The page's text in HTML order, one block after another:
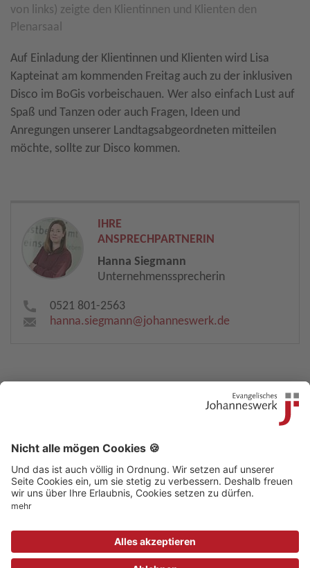
von links) zeigte den Klientinnen und Klienten den
Plenarsaal
Auf Einladung der Klientinnen und Klienten wird Lisa
Kapteinat am kommenden Freitag auch zu der inklusiven
Disco im BoGis vorbeischauen. Wer also einfach Lust auf
Spaß und Tanzen oder auch Fragen, Ideen und
Anregungen unserer Landtagsabgeordneten mitteilen
möchte, sollte zur Disco kommen.
IHRE
ANSPRECHPARTNERIN
Hanna Siegmann
Unternehmenssprecherin
0521 801-2563
hanna.siegmann​@johanneswerk.de